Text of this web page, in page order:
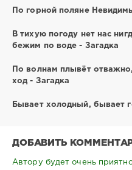
По горной поляне
В тихую погоду нет нас
бежим по воде - Загадка
По волнам плывёт
ход - Загадка
Бывает холодный, бывает
ДОБАВИТЬ
Автору будет очень